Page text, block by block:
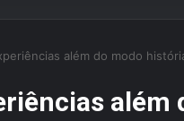
além do modo